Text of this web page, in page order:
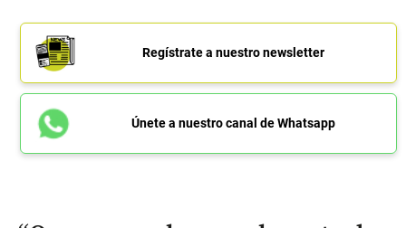
Regístrate a nuestro newsletter
Únete a nuestro canal de Whatsapp